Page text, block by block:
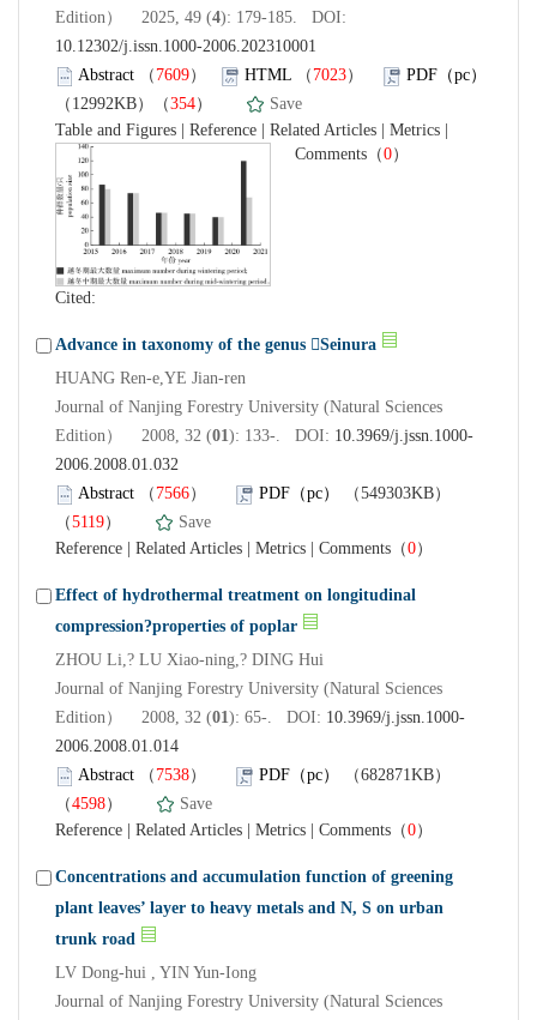
Edition） 2025, 49 (4): 179-185. DOI:
10.12302/j.issn.1000-2006.202310001
Abstract （ 7609） HTML （ 7023）
PDF（pc）
（12992KB）（354）
Save
Table and Figures
Reference Related Articles Metrics
Comments （0）
Cited:
Advance in taxonomy of the genus Seinura
HUANG Ren-e,YE Jian-ren
Journal of Nanjing Forestry University (Natural Sciences
Edition） 2008, 32 (01): 133-. DOI: 10.3969/j.jssn.1000-
2006.2008.01.032
Abstract （ 7566） PDF（pc）
（549303KB）
（5119）
Save
Reference
Related Articles Metrics Comments （0）
Effect of hydrothermal treatment on longitudinal
compression?properties of poplar
ZHOU Li,? LU Xiao-ning,? DING Hui
Journal of Nanjing Forestry University (Natural Sciences
Edition） 2008, 32 (01): 65-. DOI: 10.3969/j.jssn.1000-
2006.2008.01.014
Abstract （ 7538） PDF（pc）
（682871KB）
（4598）
Save
Reference
Related Articles Metrics Comments （0）
Concentrations and accumulation function of greening
plant leaves’ layer to heavy metals and N, S on urban
trunk road
LV Dong-hui , YIN Yun-Iong
Journal of Nanjing Forestry University (Natural Sciences